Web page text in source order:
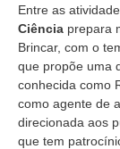
Entre as
Ciência prepara
Brincar, com o
que propõe uma
conhecida como
como agente de
direcionada aos
que tem